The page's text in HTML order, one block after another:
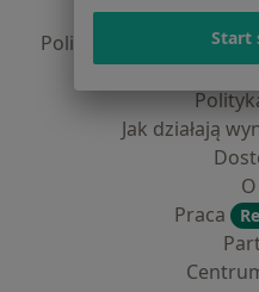
Polityka
Polityka prywatności
dane
Jak działają
Praca
Start